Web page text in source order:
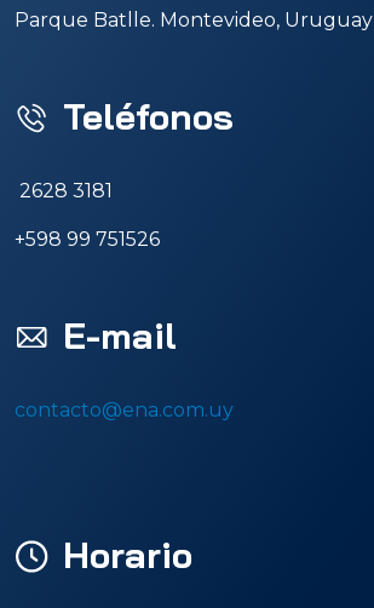
Parque Batlle. Montevideo, Uruguay
Teléfonos
2628 3181
+598 99 751526
E-mail
contacto@ena.com.uy
Horario